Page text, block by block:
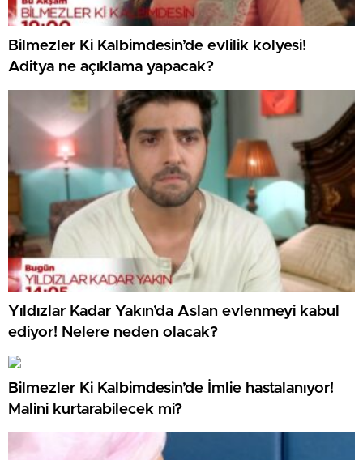
Bilmezler Ki Kalbimdesin’de evlilik kolyesi!
Aditya ne açıklama yapacak?
Yıldızlar Kadar Yakın’da Aslan evlenmeyi kabul
ediyor! Nelere neden olacak?
Bilmezler Ki Kalbimdesin’de İmlie hastalanıyor!
Malini kurtarabilecek mi?